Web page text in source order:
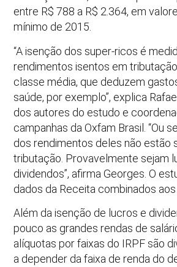
entre R$ 788 a R$ 2.364, em
mínimo de 2015.
“A isenção dos super-ricos é
rendimentos isentos em
classe média, que deduzem
saúde, por exemplo”, explica
dos autores do estudo e
campanhas da Oxfam Brasil. “Ou
dos rendimentos deles não estão
tributação. Provavelmente sejam
dividendos”, afirma Georges. O
dados da Receita combinados aos
Além da isenção de lucros e
pouco as grandes rendas de
alíquotas por faixas do IRPF são
a depender da faixa de renda do